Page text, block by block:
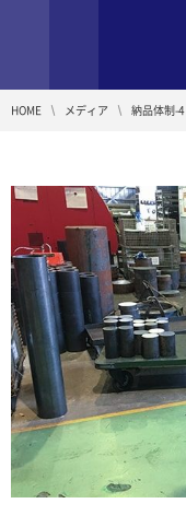
HOME メディア 納品体制-4